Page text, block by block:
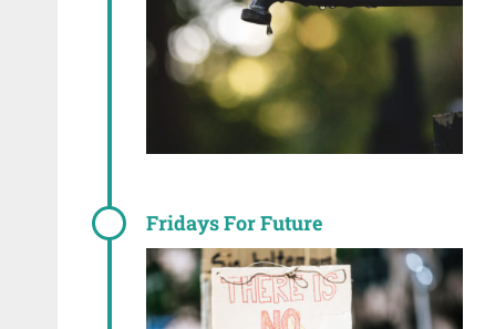
Fridays For Future